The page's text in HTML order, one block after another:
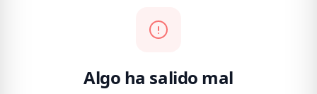
Algo ha salido mal